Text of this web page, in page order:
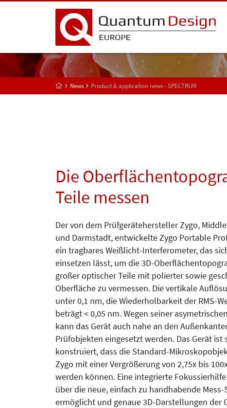
News Product & application news - SPECTRUM
Die
Teile messen
Der von dem Prüfgerätehersteller Zygo,
und Darmstadt, entwickelte Zygo Portable
ein tragbares Weißlicht-Interferometer, das
einsetzen lässt, um die 3D-
großer optischer Teile mit polierter sowie
Oberfläche zu vermessen. Die vertikale
unter 0,1 nm, die Wiederholbarkeit der RMS-
beträgt < 0,05 nm. Wegen seiner
kann das Gerät auch nahe an den
Prüfobjekten eingesetzt werden. Das Gerät ist
konstruiert, dass die Standard-
Zygo mit einer Vergrößerung von 2,75x bis
werden können. Eine integrierte
über die neue, einfach zu handhabende
ermöglicht und genaue 3D-Darstellungen der